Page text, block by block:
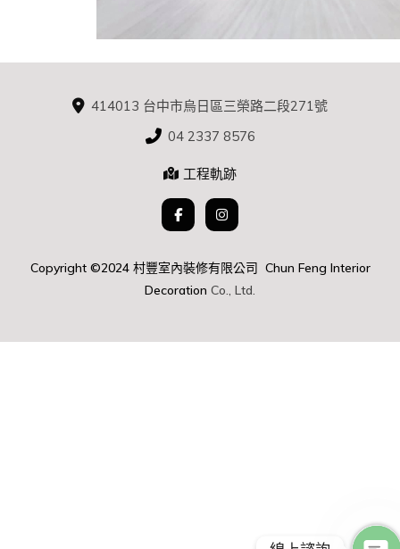
414013 台中市烏日區三榮路二段271號
04 2337 8576
工程軌跡
Copyright ©2024 村豐室內裝修有限公司 Chun Feng Interior
Decoration Co., Ltd.